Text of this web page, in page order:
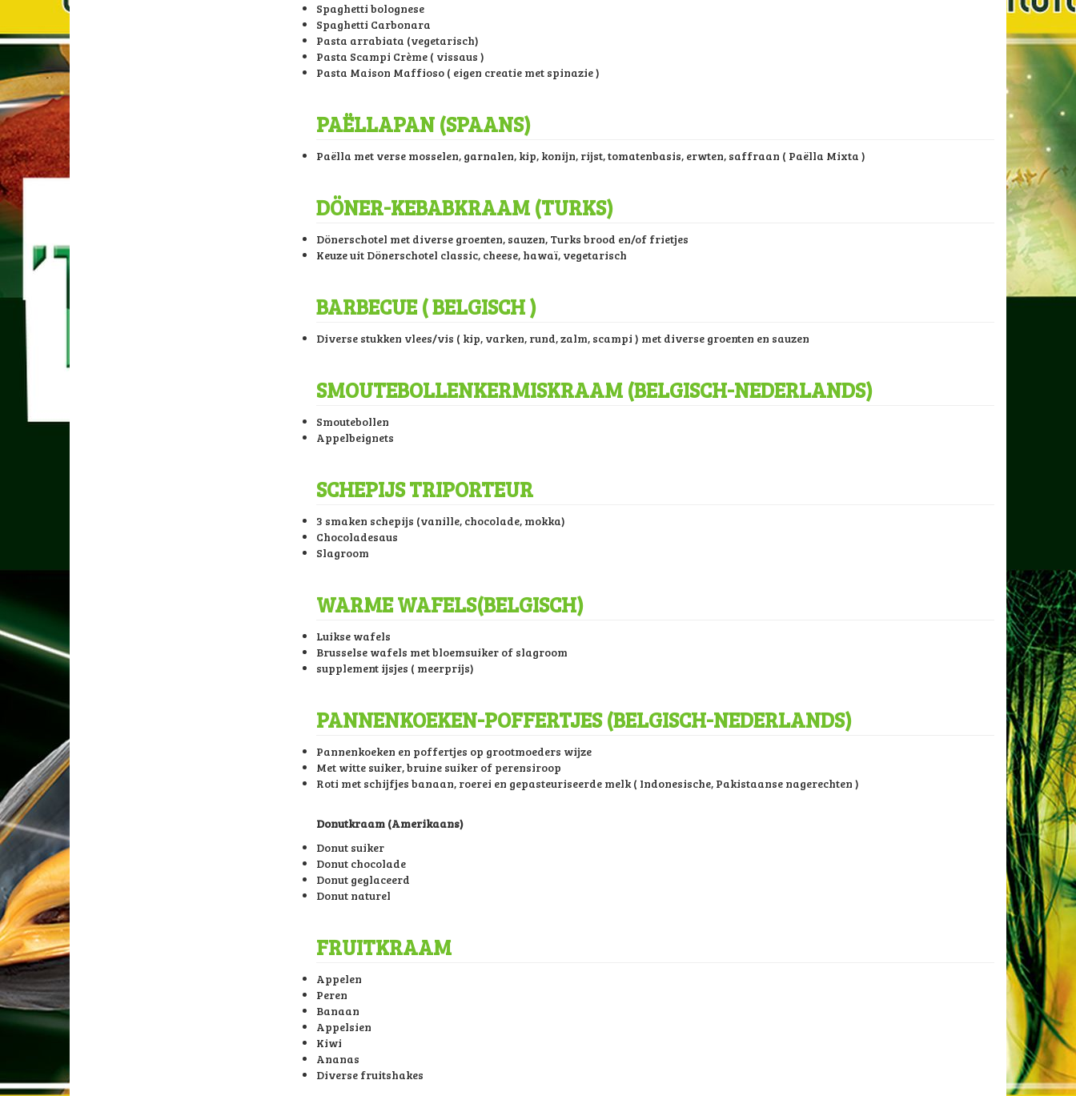
Spaghetti bolognese
Spaghetti Carbonara
Pasta arrabiata (vegetarisch)
Pasta Scampi Crème ( vissaus )
Pasta Maison Maffioso ( eigen creatie met spinazie )
PAËLLAPAN (SPAANS)
Paëlla met verse mosselen, garnalen, kip, konijn, rijst, tomatenbasis, erwten, saffraan ( Paëlla Mixta )
DÖNER-KEBABKRAAM (TURKS)
Dönerschotel met diverse groenten, sauzen, Turks brood en/of frietjes
Keuze uit Dönerschotel classic, cheese, hawaï, vegetarisch
BARBECUE ( BELGISCH )
Diverse stukken vlees/vis ( kip, varken, rund, zalm, scampi ) met diverse groenten en sauzen
SMOUTEBOLLENKERMISKRAAM (BELGISCH-NEDERLANDS)
Smoutebollen
Appelbeignets
SCHEPIJS TRIPORTEUR
3 smaken schepijs (vanille, chocolade, mokka)
Chocoladesaus
Slagroom
WARME WAFELS(BELGISCH)
Luikse wafels
Brusselse wafels met bloemsuiker of slagroom
supplement ijsjes ( meerprijs)
PANNENKOEKEN-POFFERTJES (BELGISCH-NEDERLANDS)
Pannenkoeken en poffertjes op grootmoeders wijze
Met witte suiker, bruine suiker of perensiroop
Roti met schijfjes banaan, roerei en gepasteuriseerde melk ( Indonesische, Pakistaanse nagerechten )
Donutkraam (Amerikaans)
Donut suiker
Donut chocolade
Donut geglaceerd
Donut naturel
FRUITKRAAM
Appelen
Peren
Banaan
Appelsien
Kiwi
Ananas
Diverse fruitshakes